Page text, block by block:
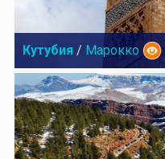
Кутубия / Марокко